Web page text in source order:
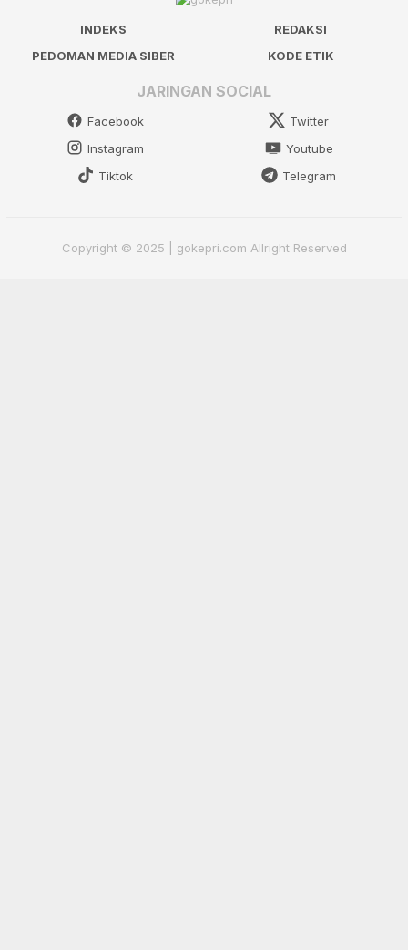
INDEKS
REDAKSI
PEDOMAN MEDIA SIBER
KODE ETIK
JARINGAN SOCIAL
Facebook
Twitter
Instagram
Youtube
Tiktok
Telegram
Copyright © 2025 | gokepri.com Allright Reserved